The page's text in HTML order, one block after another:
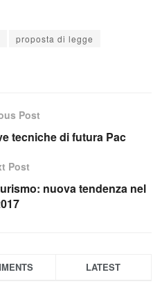
proposta di legge
Post
tecniche di futura Pac
Post
nuova tendenza nel
LATEST